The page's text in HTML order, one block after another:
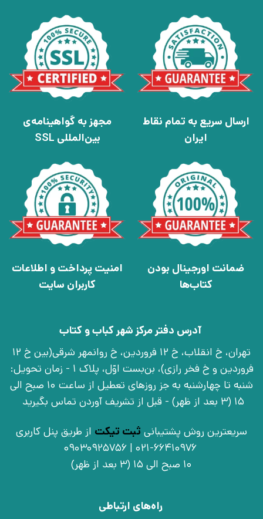
ارسال سریع به تمام نقاط
ایران
مجهز به گواهینامه‌ی
بین‌المللی SSL
ضمانت اورجینال بودن
کتاب‌ها
امنیت پرداخت و اطلاعات
کاربران سایت
آدرس دفتر مرکز شهر کباب و کتاب
تهران، خ انقلاب، خ 12 فروردین، خ روانمهر شرقی(بین خ 12
فروردین و خ فخر رازی)، بن‌بست اوّل، پلاک 1 - زمان تحویل:
شنبه تا چهارشنبه به جز روزهای تعطیل از ساعت 10 صبح الی
15 (3 بعد از ظهر) - قبل از تشریف آوردن تماس بگیرید
سریعترین روش پشتیبانی ثبت تیکت از طریق پنل کاربری
021-66410976 | 09030925756
10 صبح الی 15 (3 بعد از ظهر)
راه‌های ارتباطی